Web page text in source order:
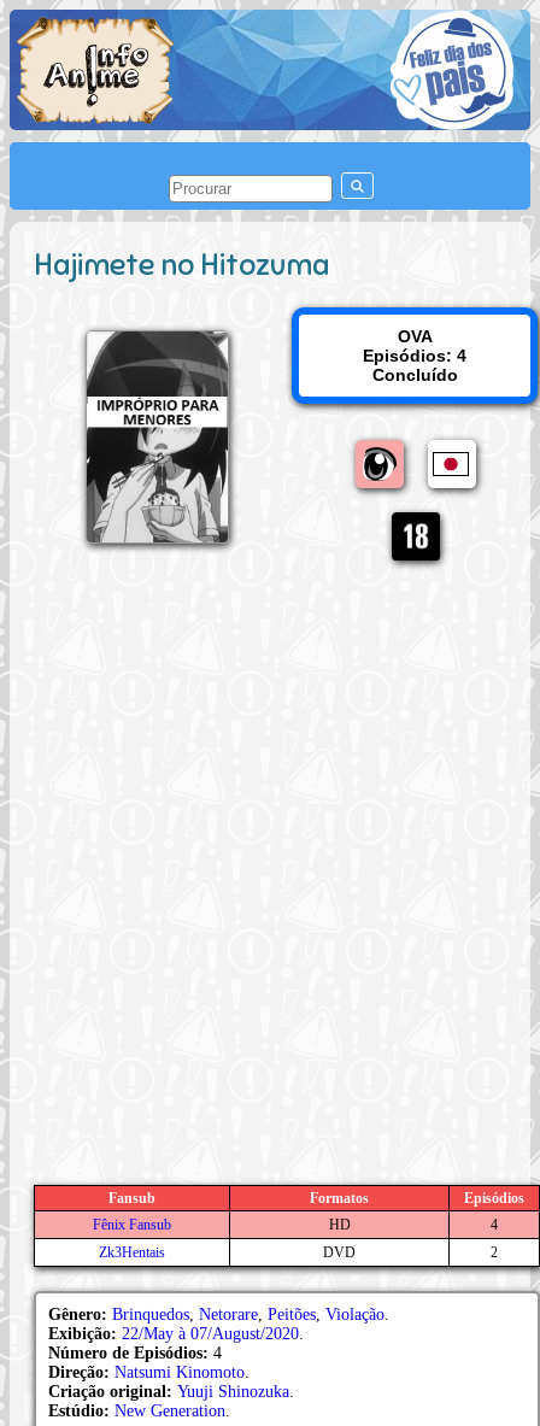
Hajimete no Hitozuma
OVA
Episódios: 4
Concluído
Fansub Formatos
Episódios
Fênix Fansub
HD
4
Zk3Hentais
DVD 2
Gênero: Brinquedos Netorare Peitões Violação
Exibição: 22/May à 07/August/2020
Número de Episódios: 4
Direção: Natsumi Kinomoto
Criação original: Yuuji Shinozuka
Estúdio: New Generation